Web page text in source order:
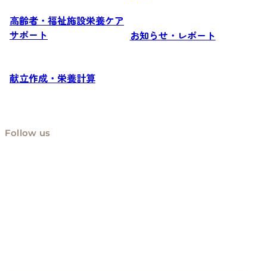
高齢者・福祉施設栄養ケア
サポート
献立作成・栄養計算
お知らせ・レポート
Follow us